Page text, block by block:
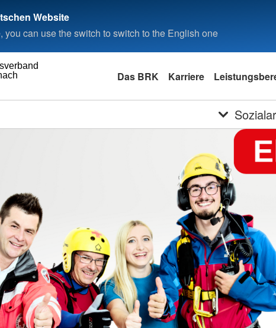
Website
you can use the switch to switch to the English one
Das BRK Karriere